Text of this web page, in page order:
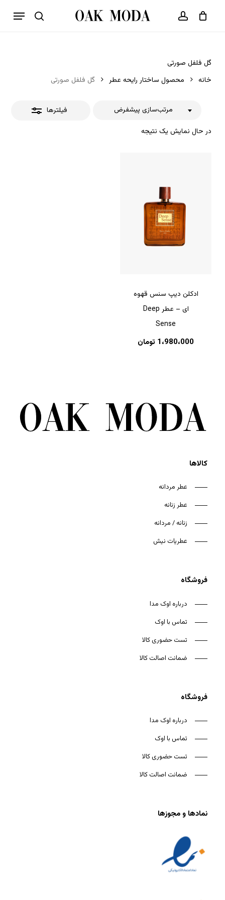
جستجو حساب کاربری
فهرست
سبد خرید بستن
گل فلفل صورتی
خانه
محصول ساختار رایحه عطر گل فلفل صورتی
فیلترها
در حال نمایش یک نتیجه
مرتب‌سازی پیشفرض
بستن
ادکلن دیپ سنس قهوه
ای – عطر Deep
Sense
1،980،000 تومان
کالاها
عطر مردانه
عطر زنانه
زنانه / مردانه
عطریات نیش
فروشگاه
درباره اوک مدا
تماس با اوک
تست حضوری کالا
ضمانت اصالت کالا
فروشگاه
درباره اوک مدا
تماس با اوک
تست حضوری کالا
ضمانت اصالت کالا
نمادها و مجوزها